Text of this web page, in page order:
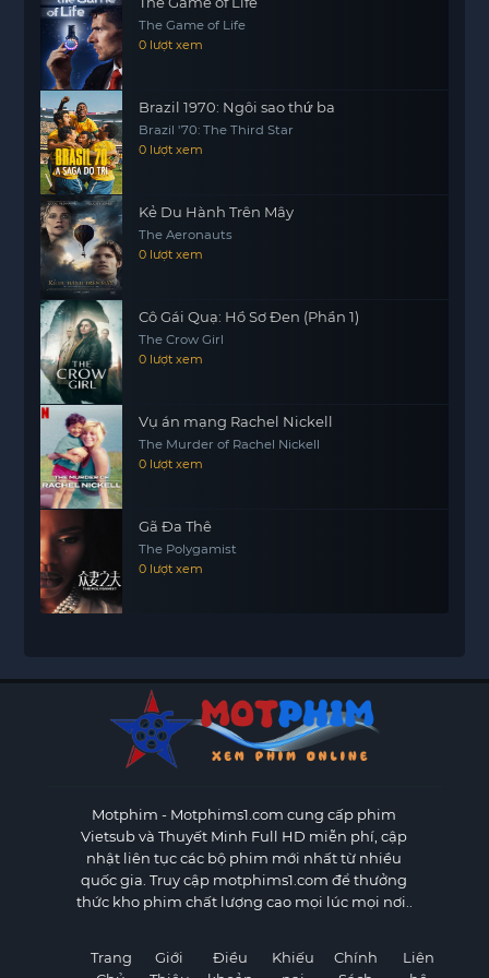
và sức mạnh của sự thay đổi.
Người Đẹp Và Quái Thú không chỉ đơn thuần là
một câu chuyện cổ tích, mà còn là một hành trình
khám phá bản thân và tìm kiếm tình yêu đích
thực.
The Game of Life
0 lượt xem
Brazil 1970: Ngôi sao thứ ba
Brazil '70: The Third Star
0 lượt xem
Kẻ Du Hành Trên Mây
The Aeronauts
0 lượt xem
Cô Gái Quạ: Hồ Sơ Đen (Phần 1)
The Crow Girl
0 lượt xem
Vụ án mạng Rachel Nickell
The Murder of Rachel Nickell
0 lượt xem
Gã Đa Thê
The Polygamist
0 lượt xem
Motphim - Motphims1.com cung cấp phim
Vietsub và Thuyết Minh Full HD miễn phí, cập
nhật liên tục các bộ phim mới nhất từ nhiều
quốc gia. Truy cập motphims1.com để thưởng
thức kho phim chất lượng cao mọi lúc mọi nơi..
Trang
Giới
Điều
Khiếu
Chính
Liên